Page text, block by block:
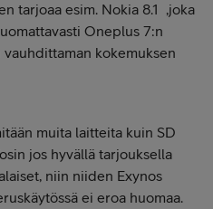
tarjoaa esim. Nokia 8.1 ,joka
Oneplus 7:n
kokemuksen
muita laitteita kuin SD
jos hyvällä tarjouksella
niin niiden Exynos
ei eroa huomaa.